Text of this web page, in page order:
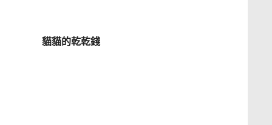
貓貓的乾乾錢